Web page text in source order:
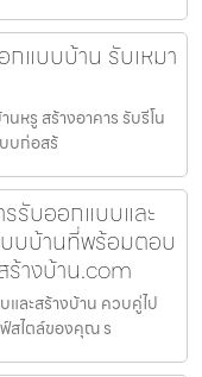
กแบบบ้าน รับเหมา
หรู สร้างอาคาร รับรีโน
บก่อสร้
รับออกแบบและ
บบ้านที่พร้อมตอบ
างบ้าน.com
ละสร้างบ้าน ควบคู่ไป
สไตล์ของคุณ ร